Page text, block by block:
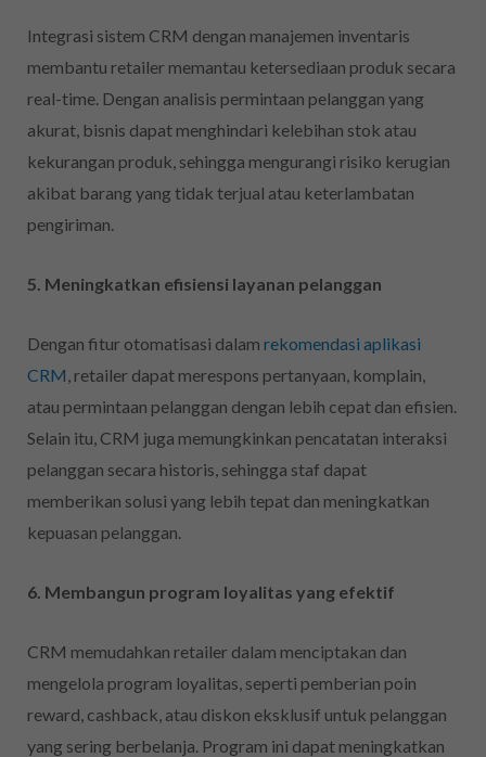
Integrasi sistem CRM dengan manajemen inventaris
membantu retailer memantau ketersediaan produk secara
real-time. Dengan analisis permintaan pelanggan yang
akurat, bisnis dapat menghindari kelebihan stok atau
kekurangan produk, sehingga mengurangi risiko kerugian
akibat barang yang tidak terjual atau keterlambatan
pengiriman.
5. Meningkatkan efisiensi layanan pelanggan
Dengan fitur otomatisasi dalam rekomendasi aplikasi
CRM , retailer dapat merespons pertanyaan, komplain,
atau permintaan pelanggan dengan lebih cepat dan efisien.
Selain itu, CRM juga memungkinkan pencatatan interaksi
pelanggan secara historis, sehingga staf dapat
memberikan solusi yang lebih tepat dan meningkatkan
kepuasan pelanggan.
6. Membangun program loyalitas yang efektif
CRM memudahkan retailer dalam menciptakan dan
mengelola program loyalitas, seperti pemberian poin
reward, cashback, atau diskon eksklusif untuk pelanggan
yang sering berbelanja. Program ini dapat meningkatkan